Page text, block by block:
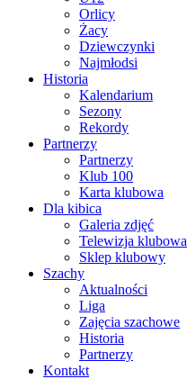
Orlicy
Żacy
Dziewczynki
Najmłodsi
Historia
Kalendarium
Sezony
Rekordy
Partnerzy
Partnerzy
Klub 100
Karta klubowa
Dla kibica
Galeria zdjęć
Telewizja klubowa
Sklep klubowy
Szachy
Aktualności
Liga
Zajęcia szachowe
Historia
Partnerzy
Kontakt